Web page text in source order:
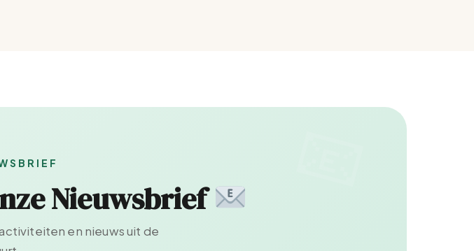
Nieuwsbrief
en nieuws uit de